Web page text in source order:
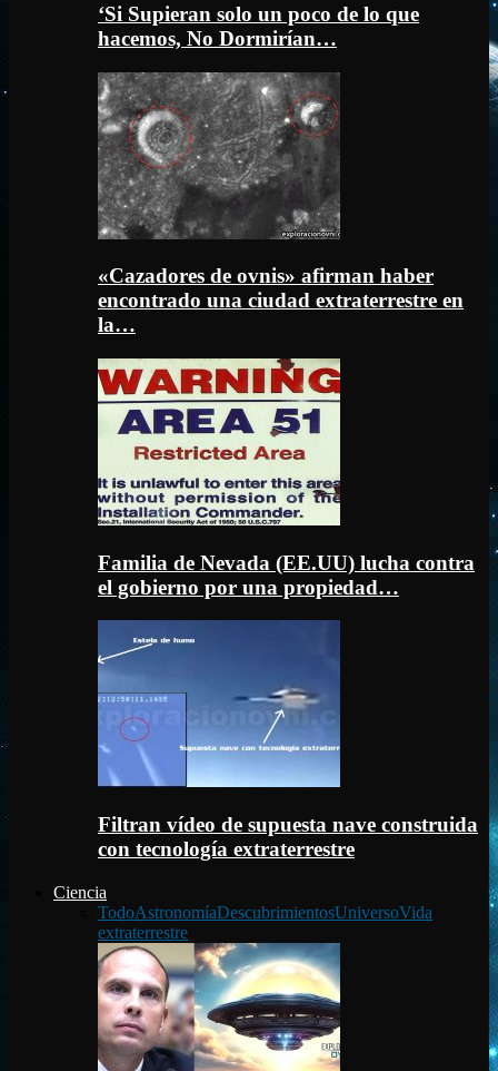
‘Si Supieran solo un poco de lo que
hacemos, No Dormirían…
«Cazadores de ovnis» afirman haber
encontrado una ciudad extraterrestre en
la…
Familia de Nevada (EE.UU) lucha contra
el gobierno por una propiedad…
Filtran vídeo de supuesta nave construida
con tecnología extraterrestre
Ciencia
TodoAstronomíaDescubrimientosUniversoVida
extraterrestre